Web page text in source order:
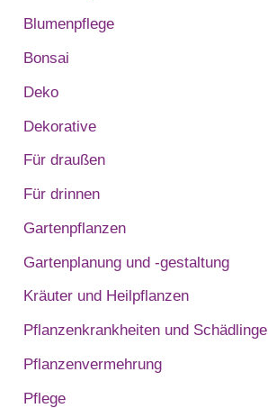
Blumenpflege
Bonsai
Deko
Dekorative
Für draußen
Für drinnen
Gartenpflanzen
Gartenplanung und -gestaltung
Kräuter und Heilpflanzen
Pflanzenkrankheiten und Schädlinge
Pflanzenvermehrung
Pflege